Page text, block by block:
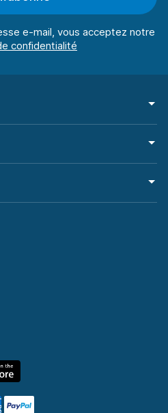
e-mail, vous acceptez notre